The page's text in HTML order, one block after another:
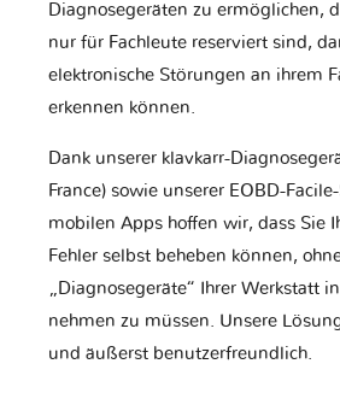
Diagnosegeräten zu ermöglichen,
nur für Fachleute reserviert sind,
elektronische Störungen an ihrem
erkennen können.
Dank unserer klavkarr-
France) sowie unserer EOBD-
mobilen Apps hoffen wir, dass Sie
Fehler selbst beheben können,
„Diagnosegeräte“ Ihrer Werkstatt
nehmen zu müssen. Unsere
und äußerst benutzerfreundlich.